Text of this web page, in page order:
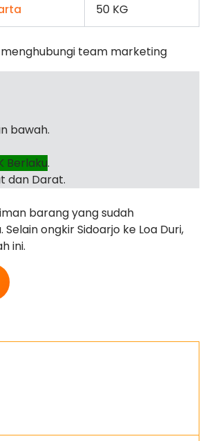
50 KG
team marketing
bawah.
Berlaku.
dan Darat.
barang yang sudah
ongkir Sidoarjo ke Loa Duri,
ini.